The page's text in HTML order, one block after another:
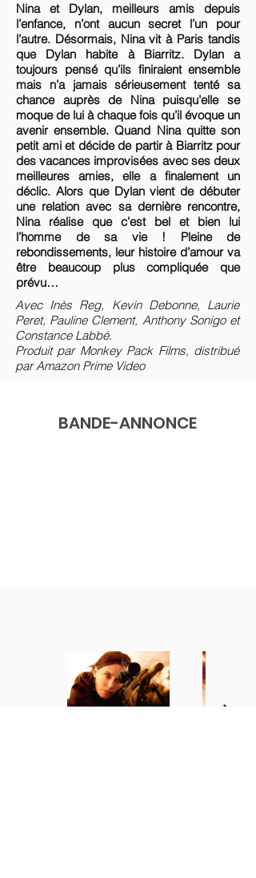
Nina et Dylan, meilleurs amis depuis
l’enfance, n’ont aucun secret l’un pour
l’autre. Désormais, Nina vit à Paris tandis
que Dylan habite à Biarritz. Dylan a
toujours pensé qu’ils finiraient ensemble
mais n’a jamais sérieusement tenté sa
chance auprès de Nina puisqu’elle se
moque de lui à chaque fois qu’il évoque un
avenir ensemble. Quand Nina quitte son
petit ami et décide de partir à Biarritz pour
des vacances improvisées avec ses deux
meilleures amies, elle a finalement un
déclic. Alors que Dylan vient de débuter
une relation avec sa dernière rencontre,
Nina réalise que c’est bel et bien lui
l’homme de sa vie ! Pleine de
rebondissements, leur histoire d’amour va
être beaucoup plus compliquée que
prévu…
Avec Inès Reg, Kevin Debonne, Laurie
Peret, Pauline Clement, Anthony Sonigo et
Constance Labbé.
Produit par Monkey Pack Films, distribué
par Amazon Prime Video
BANDE-ANNONCE